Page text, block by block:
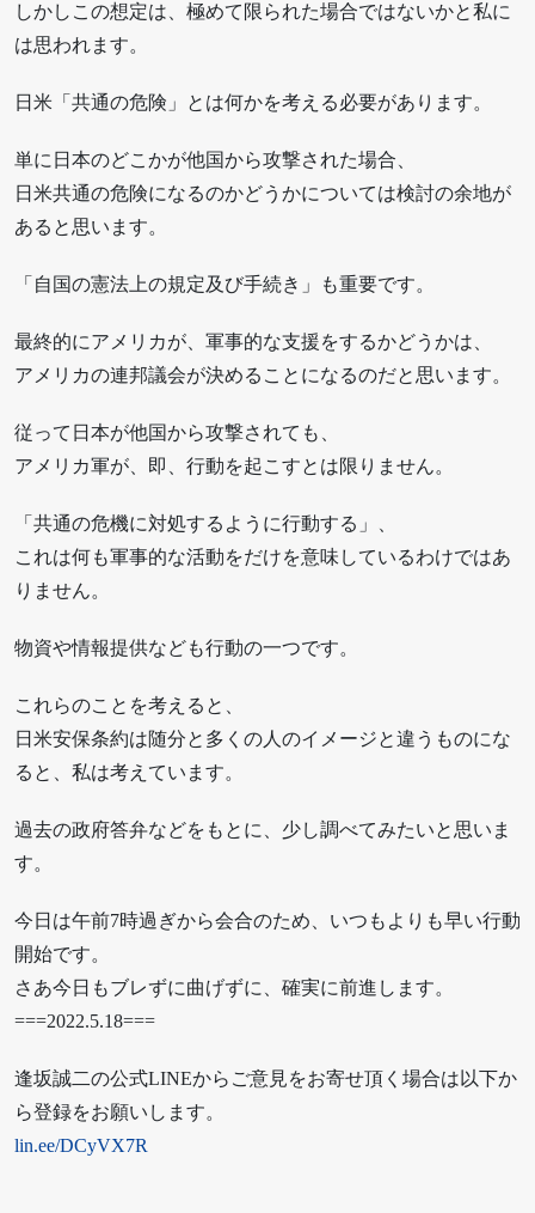
しかしこの想定は、極めて限られた場合ではないかと私に
は思われます。
日米「共通の危険」とは何かを考える必要があります。
単に日本のどこかが他国から攻撃された場合、
日米共通の危険になるのかどうかについては検討の余地が
あると思います。
「自国の憲法上の規定及び手続き」も重要です。
最終的にアメリカが、軍事的な支援をするかどうかは、
アメリカの連邦議会が決めることになるのだと思います。
従って日本が他国から攻撃されても、
アメリカ軍が、即、行動を起こすとは限りません。
「共通の危機に対処するように行動する」、
これは何も軍事的な活動をだけを意味しているわけではあ
りません。
物資や情報提供なども行動の一つです。
これらのことを考えると、
日米安保条約は随分と多くの人のイメージと違うものにな
ると、私は考えています。
過去の政府答弁などをもとに、少し調べてみたいと思いま
す。
今日は午前7時過ぎから会合のため、いつもよりも早い行動
開始です。
さあ今日もブレずに曲げずに、確実に前進します。
===2022.5.18===
逢坂誠二の公式LINEからご意見をお寄せ頂く場合は以下か
ら登録をお願いします。
lin.ee/DCyVX7R